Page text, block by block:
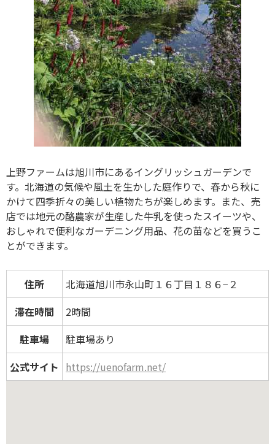
上野ファームは旭川市にあるイングリッシュガーデンで
す。北海道の気候や風土を生かした庭作りで、春から秋に
かけて四季折々の美しい植物たちが楽しめます。また、売
店では地元の酪農家が生産した牛乳を使ったスイーツや、
おしゃれで便利なガーデニング用品、花の苗などを買うこ
とができます。
住所
北海道旭川市永山町１６丁目１８６−２
滞在時間
2時間
駐車場
駐車場あり
公式サイト https://uenofarm.net/